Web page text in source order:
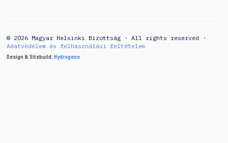
© 2026 Magyar Helsinki Bizottság · All rights reserved ·
Adatvédelem és felhasználási feltételek
Design & Sitebuild: Hydrogene